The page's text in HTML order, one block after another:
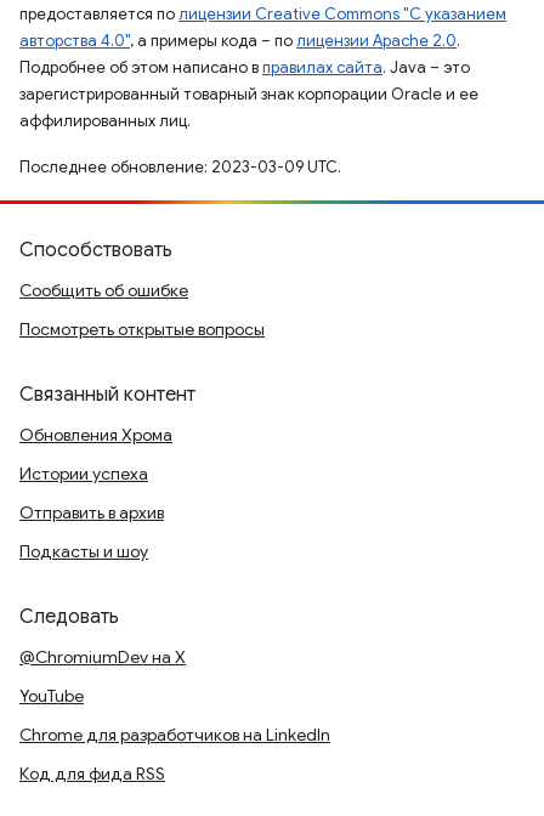
предоставляется полицензии Creative Commons "С указанием
авторства 4.0", а примеры кода – полицензии Apache 2.0.
Подробнее об этом написано вправилах сайта. Java – это
зарегистрированный товарный знак корпорации Oracle и ее
аффилированных лиц.
Последнее обновление: 2023-03-09 UTC.
Способствовать
Сообщить об ошибке
Посмотреть открытые вопросы
Связанный контент
Обновления Хрома
Истории успеха
Отправить в архив
Подкасты и шоу
Следовать
@ChromiumDev на X
YouTube
Chrome для разработчиков на LinkedIn
Код для фида RSS